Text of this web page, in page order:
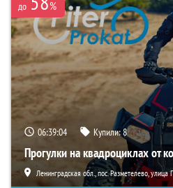
до %
06:39:03 Купили:8
Прогулки на квадроциклах от
Ленинградская обл., пос. Разметелево, улица